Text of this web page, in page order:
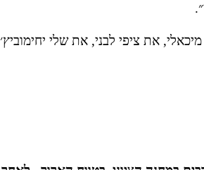
את ציפי לבני, את שלי